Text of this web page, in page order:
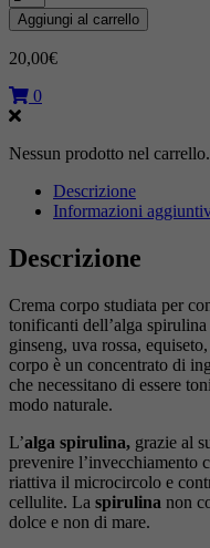
corpo
a
base
pasta
di
ed
spirulina
quantità
Aggiungi al carrello
20,00€
0
Nessun prodotto nel carrello.
Descrizione
Informazioni
Descrizione
Crema corpo studiata per
tonificanti dell’alga
ginseng, uva rossa,
corpo è un concentrato di
che necessitano di essere
modo naturale.
L’alga spirulina, grazie al
prevenire l’invecchiamento
riattiva il microcircolo e
cellulite. La spirulina non
dolce e non di mare.